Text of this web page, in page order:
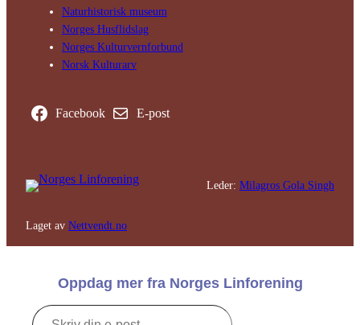
Natur­his­torisk­ museum
Norges Husflids­lag
Norges Kultur­vern­forbund
Norsk Kulturarv
Facebook E-post
Leder: Milagros Gola Singh
Laget av Nettvendt.no
Oppdag mer fra Norges Linforening
Skriv